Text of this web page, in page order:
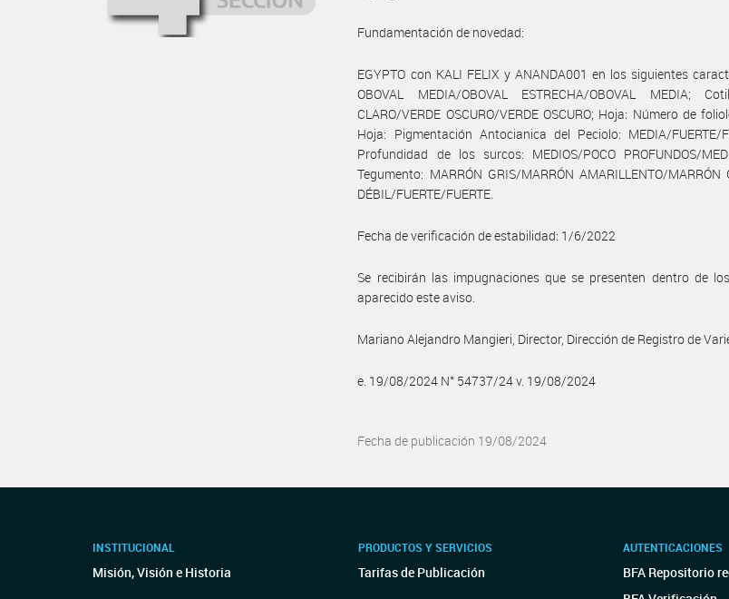
Fundamentación de novedad:
EGYPTO con KALI FELIX y ANANDA001 en los siguientes
OBOVAL MEDIA/OBOVAL ESTRECHA/OBOVAL MEDIA;
CLARO/VERDE OSCURO/VERDE OSCURO; Hoja: Número de
Hoja: Pigmentación Antocianica del Peciolo: MEDIA/FUERTE/
Profundidad de los surcos: MEDIOS/POCO PROFUNDOS/
Tegumento: MARRÓN GRIS/MARRÓN AMARILLENTO/MARRÓN
DÉBIL/FUERTE/FUERTE.
Fecha de verificación de estabilidad: 1/6/2022
Se recibirán las impugnaciones que se presenten dentro de
aparecido este aviso.
Mariano Alejandro Mangieri, Director, Dirección de Registro de
e. 19/08/2024 N° 54737/24 v. 19/08/2024
Fecha de publicación 19/08/2024
INSTITUCIONAL
Misión, Visión e Historia
PRODUCTOS Y SERVICIOS
Tarifas de Publicación
AUTENTICACIONES
BFA Repositorio